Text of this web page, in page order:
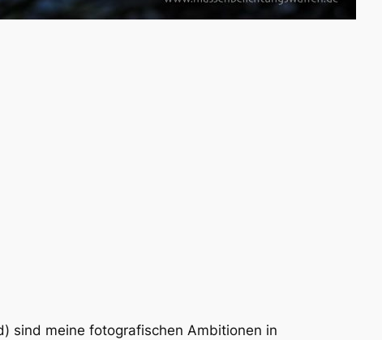
sind meine fotografischen Ambitionen in